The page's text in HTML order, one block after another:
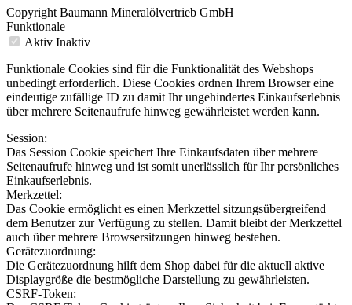
Copyright Baumann Mineralölvertrieb GmbH
Funktionale
Aktiv Inaktiv
Funktionale Cookies sind für die Funktionalität des Webshops
unbedingt erforderlich. Diese Cookies ordnen Ihrem Browser eine
eindeutige zufällige ID zu damit Ihr ungehindertes Einkaufserlebnis
über mehrere Seitenaufrufe hinweg gewährleistet werden kann.
Session:
Das Session Cookie speichert Ihre Einkaufsdaten über mehrere
Seitenaufrufe hinweg und ist somit unerlässlich für Ihr persönliches
Einkaufserlebnis.
Merkzettel:
Das Cookie ermöglicht es einen Merkzettel sitzungsübergreifend
dem Benutzer zur Verfügung zu stellen. Damit bleibt der Merkzettel
auch über mehrere Browsersitzungen hinweg bestehen.
Gerätezuordnung:
Die Gerätezuordnung hilft dem Shop dabei für die aktuell aktive
Displaygröße die bestmögliche Darstellung zu gewährleisten.
CSRF-Token: